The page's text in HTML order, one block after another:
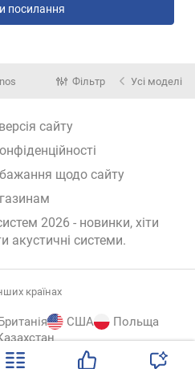
посилання
Фільтр Усі моделі
сайту
щодо сайту
2026 - новинки, хіти
акустичні системи.
країнах
США
Польща